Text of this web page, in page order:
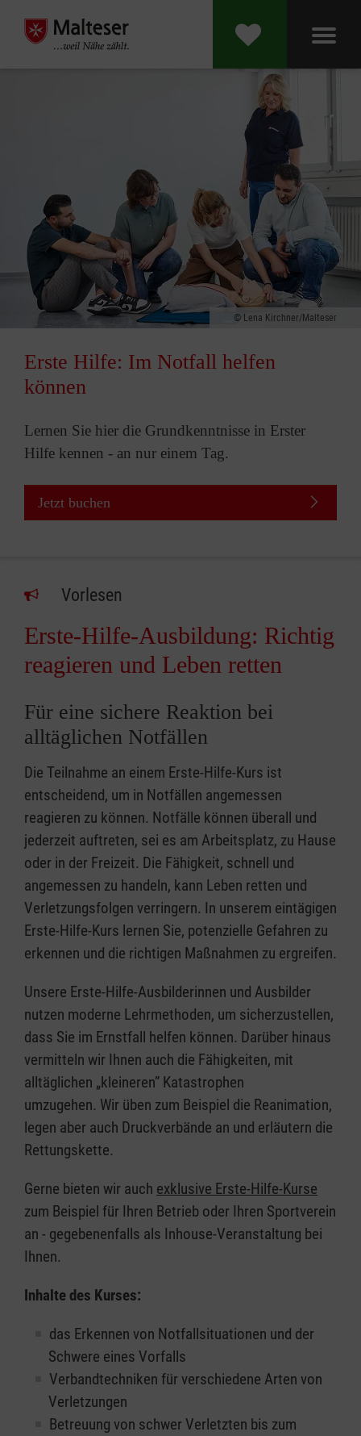
Lena Kirchner/Malteser
Erste Hilfe: Im Notfall helfen
können
Lernen Sie hier die Grundkenntnisse in Erster
Hilfe kennen - an nur einem Tag.
Jetzt buchen
Vorlesen
Erste-Hilfe-Ausbildung: Richtig
reagieren und Leben retten
Für eine sichere Reaktion bei
alltäglichen Notfällen
Die Teilnahme an einem Erste-Hilfe-Kurs ist
entscheidend, um in Notfällen angemessen
reagieren zu können. Notfälle können überall und
jederzeit auftreten, sei es am Arbeitsplatz, zu Hause
oder in der Freizeit. Die Fähigkeit, schnell und
angemessen zu handeln, kann Leben retten und
Verletzungsfolgen verringern. In unserem eintägigen
Erste-Hilfe-Kurs lernen Sie, potenzielle Gefahren zu
erkennen und die richtigen Maßnahmen zu ergreifen.
Unsere Erste-Hilfe-Ausbilderinnen und Ausbilder
nutzen moderne Lehrmethoden, um sicherzustellen,
dass Sie im Ernstfall helfen können. Darüber hinaus
vermitteln wir Ihnen auch die Fähigkeiten, mit
alltäglichen „kleineren” Katastrophen
umzugehen. Wir üben zum Beispiel die Reanimation,
legen aber auch Druckverbände an und erläutern die
Rettungskette.
Gerne bieten wir auch exklusive Erste-Hilfe-Kurse
zum Beispiel für Ihren Betrieb oder Ihren Sportverein
an - gegebenenfalls als Inhouse-Veranstaltung bei
Ihnen.
Inhalte des Kurses:
das Erkennen von Notfallsituationen und der
Schwere eines Vorfalls
Verbandtechniken für verschiedene Arten von
Verletzungen
Betreuung von schwer Verletzten bis zum